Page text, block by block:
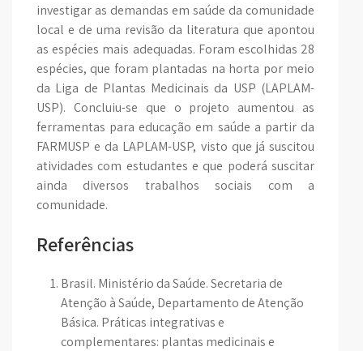
investigar as demandas em saúde da comunidade
local e de uma revisão da literatura que apontou
as espécies mais adequadas. Foram escolhidas 28
espécies, que foram plantadas na horta por meio
da Liga de Plantas Medicinais da USP (LAPLAM-
USP). Concluiu-se que o projeto aumentou as
ferramentas para educação em saúde a partir da
FARMUSP e da LAPLAM-USP, visto que já suscitou
atividades com estudantes e que poderá suscitar
ainda diversos trabalhos sociais com a
comunidade.
Referências
Brasil. Ministério da Saúde. Secretaria de
Atenção à Saúde, Departamento de Atenção
Básica. Práticas integrativas e
complementares: plantas medicinais e